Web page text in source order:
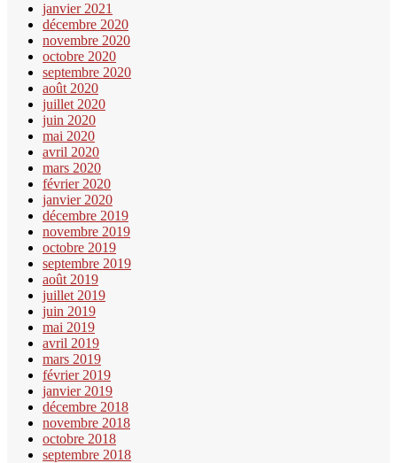
janvier 2021
décembre 2020
novembre 2020
octobre 2020
septembre 2020
août 2020
juillet 2020
juin 2020
mai 2020
avril 2020
mars 2020
février 2020
janvier 2020
décembre 2019
novembre 2019
octobre 2019
septembre 2019
août 2019
juillet 2019
juin 2019
mai 2019
avril 2019
mars 2019
février 2019
janvier 2019
décembre 2018
novembre 2018
octobre 2018
septembre 2018